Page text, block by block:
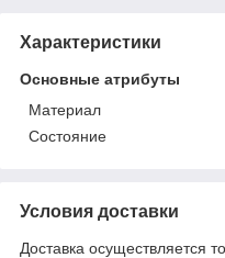
Характеристики
Основные атрибуты
Материал
Состояние
Условия доставки
Доставка осуществляется